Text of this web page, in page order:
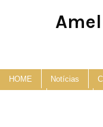
HOME Notícias